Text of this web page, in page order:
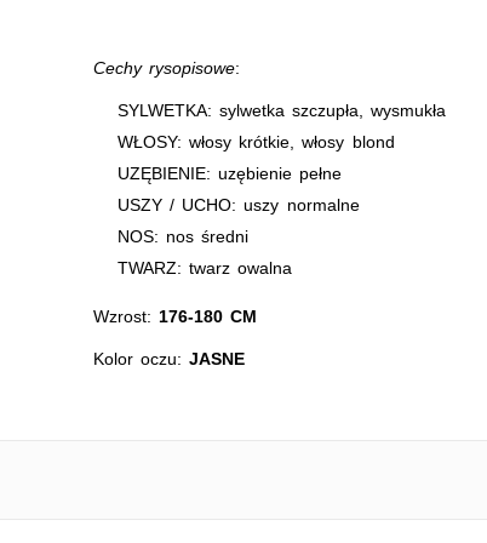
Cechy rysopisowe:
SYLWETKA: sylwetka szczupła, wysmukła
WŁOSY: włosy krótkie, włosy blond
UZĘBIENIE: uzębienie pełne
USZY / UCHO: uszy normalne
NOS: nos średni
TWARZ: twarz owalna
Wzrost: 176-180 CM
Kolor oczu:JASNE